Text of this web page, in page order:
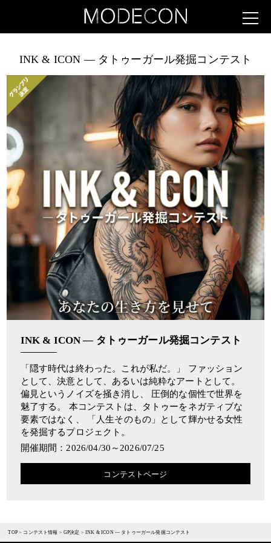
INK & ICON ― タトゥーガール発掘コンテスト
INK & ICON ― タトゥーガール発掘コンテスト
「隠す時代は終わった。これが私だ。」 ファッション
として、決意として、あるいは純粋なアートとして。
偏見というノイズを掻き消し、 圧倒的な個性で世界を
魅了する。 本コンテストは、タトゥーをネガティブな
要素ではなく、 「人生そのもの」として輝かせる女性
を発掘するプロジェクト。
開催期間：2026/04/30～2026/07/25
コンテストページ
TOP> コンテスト情報 >GP決定 >INK & ICON ― タトゥーガール発掘コンテスト